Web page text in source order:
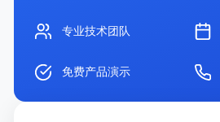
专业技术团队
免费产品演示